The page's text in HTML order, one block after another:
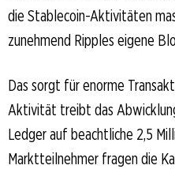
die Stablecoin-Aktivitäten
zunehmend Ripples eigene
Das sorgt für enorme
Aktivität treibt das
Ledger auf beachtliche 2,5
Marktteilnehmer fragen die